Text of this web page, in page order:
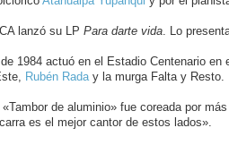
lanzó su LP Para darte vida. Lo
1984 actuó en el Estadio Centenario en
Rubén Raday la murga Falta y Resto.
de aluminio» fue coreada por
es el mejor cantor de estos lados».